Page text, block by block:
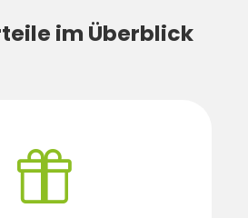
im Überblick